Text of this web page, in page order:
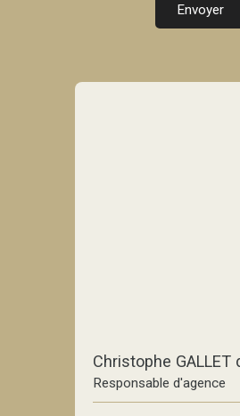
Envoyer
Responsable d'agence